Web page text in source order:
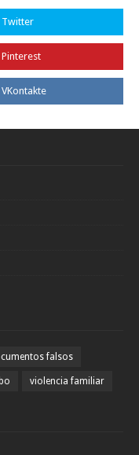
falsos
violencia familiar